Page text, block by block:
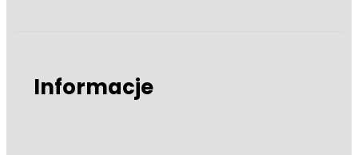
Informacje